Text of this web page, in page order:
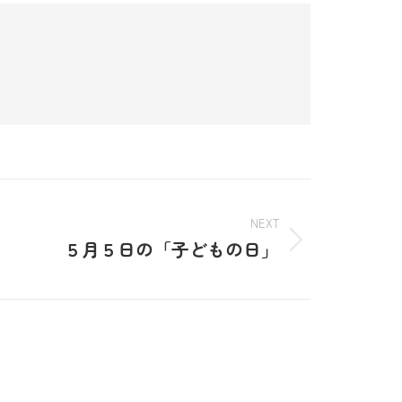
NEXT
５月５日の「子どもの日」